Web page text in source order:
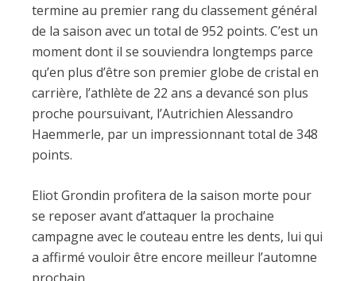
termine au premier rang du classement général
de la saison avec un total de 952 points. C’est un
moment dont il se souviendra longtemps parce
qu’en plus d’être son premier globe de cristal en
carrière, l’athlète de 22 ans a devancé son plus
proche poursuivant, l’Autrichien Alessandro
Haemmerle, par un impressionnant total de 348
points.
Eliot Grondin profitera de la saison morte pour
se reposer avant d’attaquer la prochaine
campagne avec le couteau entre les dents, lui qui
a affirmé vouloir être encore meilleur l’automne
prochain.